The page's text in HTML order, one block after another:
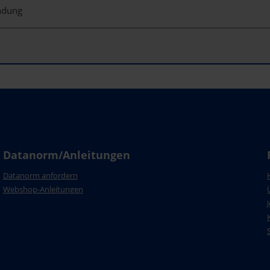
Datanorm/Anleitungen
Datanorm anfordern
Webshop-Anleitungen